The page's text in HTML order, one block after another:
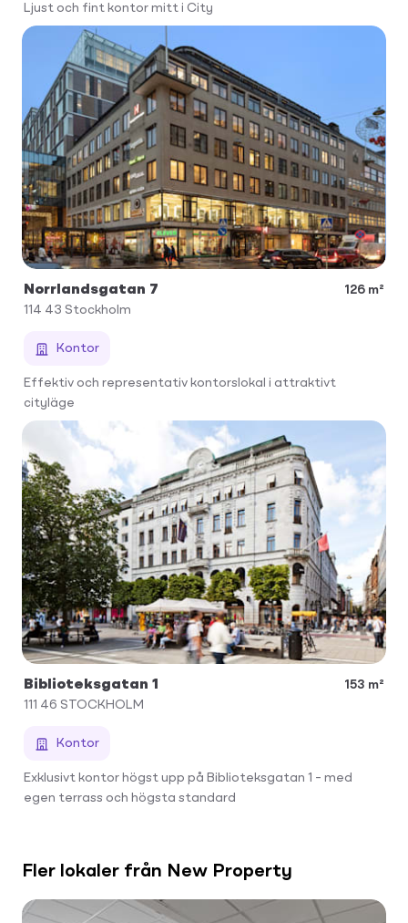
Ljust och fint kontor mitt i City
Norrlandsgatan 7
126 m²
114 43 Stockholm
Kontor
Effektiv och representativ kontorslokal i attraktivt
cityläge
Biblioteksgatan 1
153 m²
111 46 STOCKHOLM
Kontor
Exklusivt kontor högst upp på Biblioteksgatan 1 – med
egen terrass och högsta standard
Fler lokaler från New Property